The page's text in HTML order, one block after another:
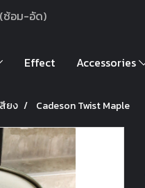
ซ้อม-อัด)
Effect Accessories
ยง Cadeson Twist Maple